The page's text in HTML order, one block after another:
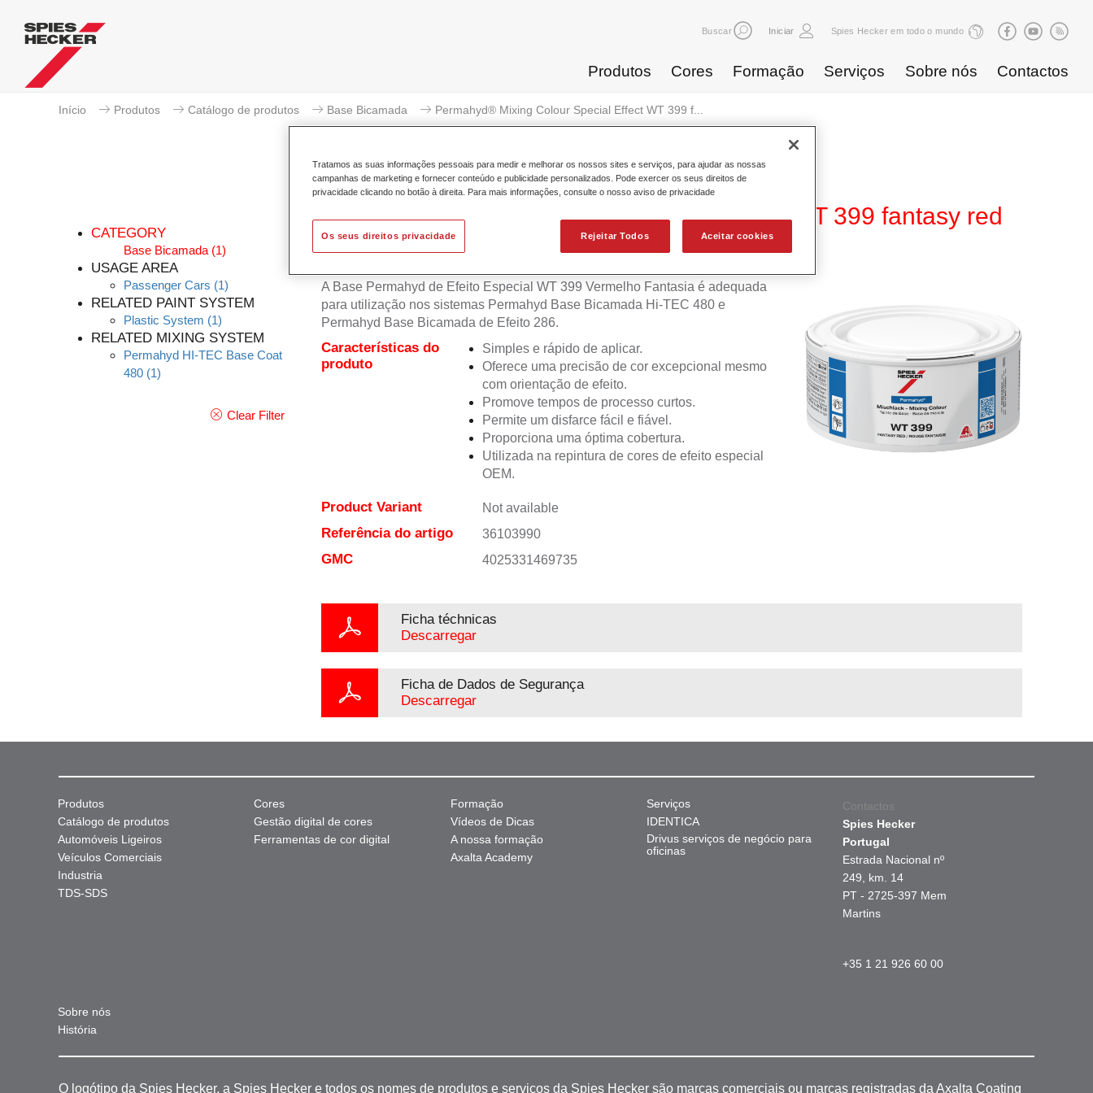
Buscar Iniciar Spies Hecker em todo o mundo
Produtos Cores Formação Serviços Sobre nós Contactos
Início Produtos Catálogo de produtos Base Bicamada Permahyd® Mixing Colour Special Effect WT 399 f...
CATEGORY
Base Bicamada (1)
USAGE AREA
Passenger Cars (1)
RELATED PAINT SYSTEM
Plastic System (1)
RELATED MIXING SYSTEM
Permahyd HI-TEC Base Coat
480 (1)
Clear Filter
Permahyd® Mixing Colour Special Effect WT 399 fantasy red
A Base Permahyd de Efeito Especial WT 399 Vermelho Fantasia é adequada
para utilização nos sistemas Permahyd Base Bicamada Hi-TEC 480 e
Permahyd Base Bicamada de Efeito 286.
Características do
produto
Simples e rápido de aplicar.
Oferece uma precisão de cor excepcional mesmo
com orientação de efeito.
Promove tempos de processo curtos.
Permite um disfarce fácil e fiável.
Proporciona uma óptima cobertura.
Utilizada na repintura de cores de efeito especial
OEM.
Product Variant Not available
Referência do artigo 36103990
GMC 4025331469735
Ficha téchnicas
Descarregar
Ficha de Dados de Segurança
Descarregar
Produtos
Catálogo de produtos
Automóveis Ligeiros
Veículos Comerciais
Industria
TDS-SDS
Cores
Gestão digital de cores
Ferramentas de cor digital
Formação
Vídeos de Dicas
A nossa formação
Axalta Academy
Serviços
IDENTICA
Drivus serviços de negócio para
oficinas
Sobre nós
História
Contactos
Spies Hecker
Portugal
Estrada Nacional nº
249, km. 14
PT - 2725-397 Mem
Martins
+35 1 21 926 60 00
O logótipo da Spies Hecker, a Spies Hecker e todos os nomes de produtos e serviços da Spies Hecker são marcas comerciais ou marcas registradas da Axalta Coating
Tratamos as suas informações pessoais para medir e melhorar os nossos sites e serviços, para ajudar as nossas
campanhas de marketing e fornecer conteúdo e publicidade personalizados. Pode exercer os seus direitos de
privacidade clicando no botão à direita. Para mais informações, consulte o nosso aviso de privacidade
Rejeitar Todos Aceitar cookies
Os seus direitos privacidade